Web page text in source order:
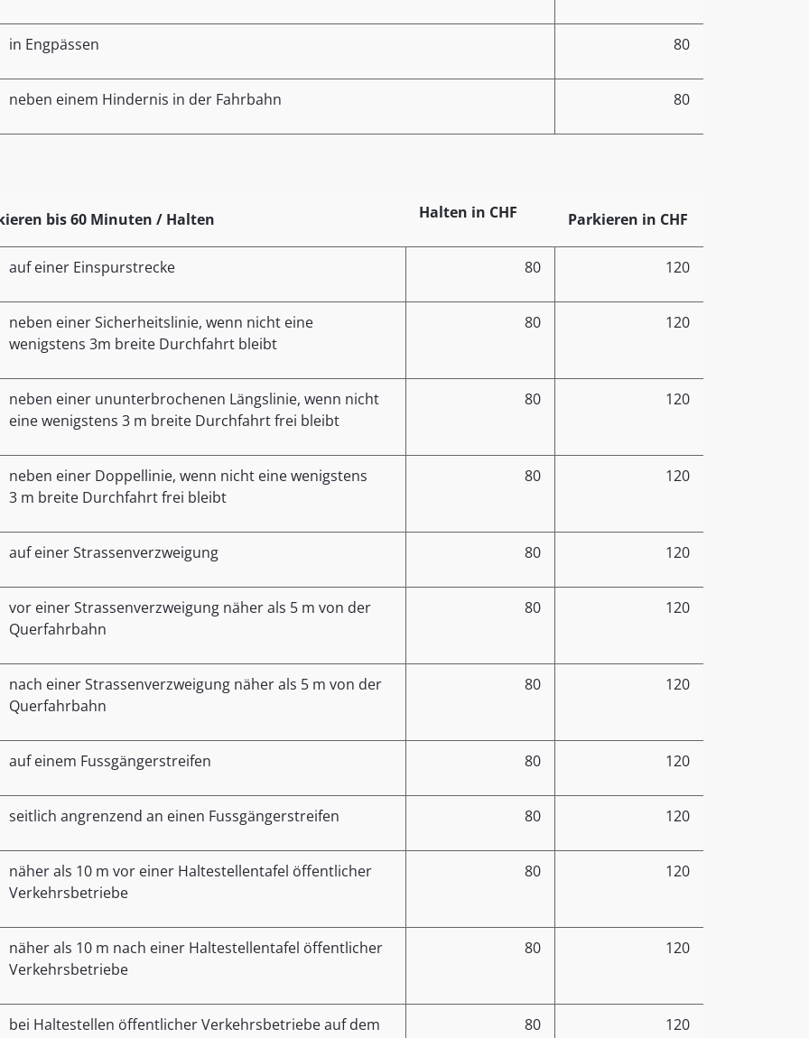
in Engpässen 80
neben einem Hindernis in der Fahrbahn 80
bis 60 Minuten / Halten Halten in CHF Parkieren in CHF
auf einer Einspurstrecke 80 120
neben einer Sicherheitslinie, wenn nicht eine
wenigstens 3m breite Durchfahrt bleibt
80 120
neben einer ununterbrochenen Längslinie, wenn nicht
eine wenigstens 3 m breite Durchfahrt frei bleibt
80 120
neben einer Doppellinie, wenn nicht eine wenigstens
3 m breite Durchfahrt frei bleibt
80 120
auf einer Strassenverzweigung 80 120
vor einer Strassenverzweigung näher als 5 m von der
Querfahrbahn
80 120
nach einer Strassenverzweigung näher als 5 m von der
Querfahrbahn
80 120
auf einem Fussgängerstreifen 80 120
seitlich angrenzend an einen Fussgängerstreifen 80 120
näher als 10 m vor einer Haltestellentafel öffentlicher
Verkehrsbetriebe
80 120
näher als 10 m nach einer Haltestellentafel öffentlicher
Verkehrsbetriebe
80 120
bei Haltestellen öffentlicher Verkehrsbetriebe auf dem
80 120